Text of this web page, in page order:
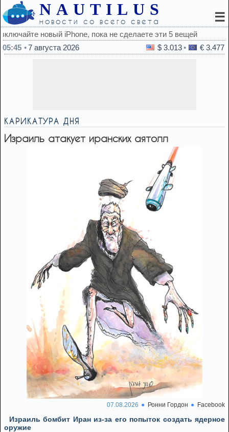
NAUTILUS
новости со всего света ☰
эти 5 вещей
05:45
7 августа 2026 $ 3.013 € 3.477
КАРИКАТУРА ДНЯ
Израиль атакует иранских аятолл
07.08.2026 Ронни Гордон Facebook
Израиль бомбит Иран из-за его попыток создать ядерное
оружие